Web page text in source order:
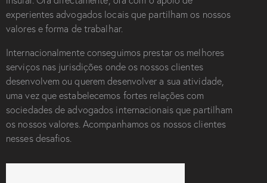
experientes advogados locais que partilham os nossos
valores e forma de trabalhar.
Internacionalmente conseguimos prestar os melhores
serviços nas jurisdições onde os nossos clientes
desenvolvem ou querem desenvolver a sua atividade,
uma vez que estabelecemos fortes relações com
sociedades de advogados internacionais que partilham
os nossos valores. Acompanhamos os nossos clientes
nesses desafios.